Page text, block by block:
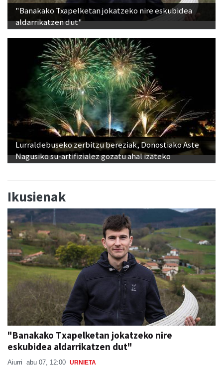
"Banakako Txapelketan jokatzeko nire eskubidea
aldarrikatzen dut"
Lurraldebuseko zerbitzu bereziak, Donostiako Aste
Nagusiko su-artifizialez gozatu ahal izateko
Ikusienak
"Banakako Txapelketan jokatzeko nire
eskubidea aldarrikatzen dut"
Aiurri abu 07, 12:00 URNIETA